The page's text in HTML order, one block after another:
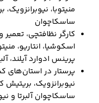
منیتوبا،
ساسکاچوان
کارگر نظافتچی،
اسکوشیا، انتاریو،
پرینس ادوارد آیلند،
پرستار در استان‌های
نیوبرانزویک، بریتیش
ساسکاچوان آلبرتا و